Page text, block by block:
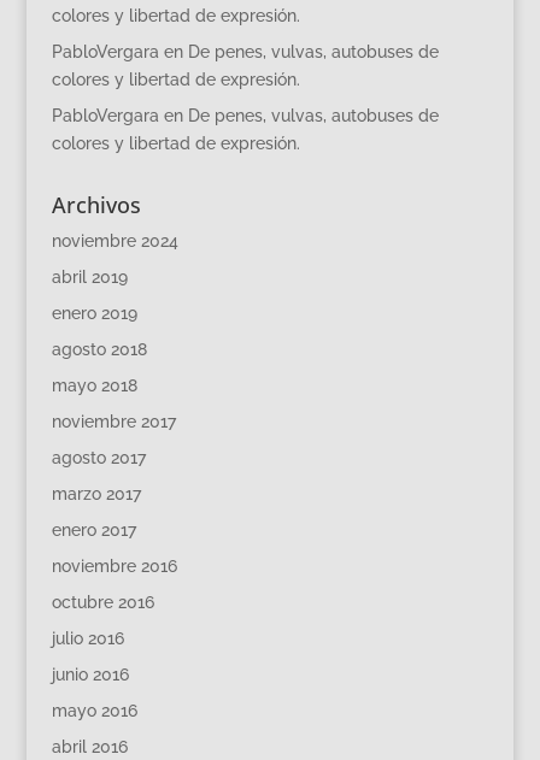
colores y libertad de expresión.
PabloVergara en De penes, vulvas, autobuses de
colores y libertad de expresión.
PabloVergara en De penes, vulvas, autobuses de
colores y libertad de expresión.
Archivos
noviembre 2024
abril 2019
enero 2019
agosto 2018
mayo 2018
noviembre 2017
agosto 2017
marzo 2017
enero 2017
noviembre 2016
octubre 2016
julio 2016
junio 2016
mayo 2016
abril 2016